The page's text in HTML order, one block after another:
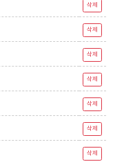
삭제
삭제
삭제
삭제
삭제
삭제
삭제